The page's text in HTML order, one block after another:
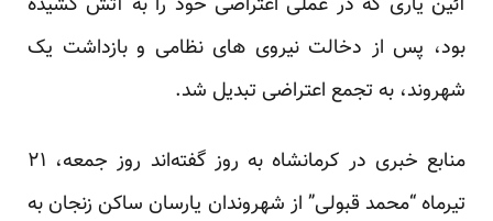
بود، پس از دخالت نیروی های نظامی و بازداشت یک
شهروند، به تجمع اعتراضی تبدیل شد.
منابع خبری در کرمانشاه به روز گفته‌اند روز جمعه، ۲۱
تیرماه “محمد قبولی” از شهروندان یارسان ساکن زنجان به